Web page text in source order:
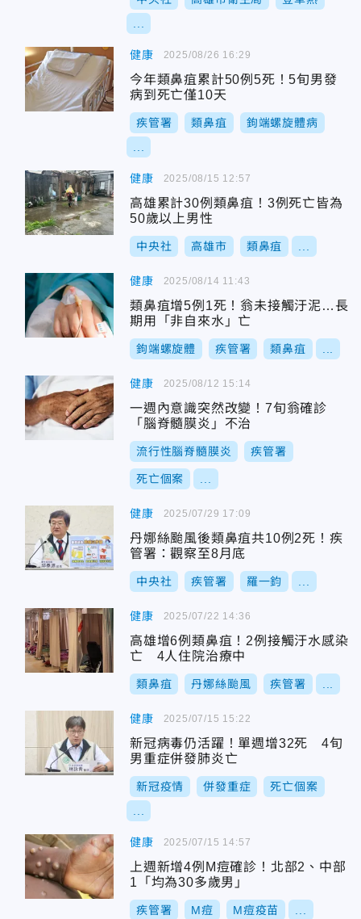
健康
今年類鼻疽累計50例5死！5旬男發
病到死亡僅10天
疾管署 類鼻疽 鉤端螺旋體病
2025/08/26 16:29
健康
高雄累計30例類鼻疽！3例死亡皆為
50歲以上男性
中央社 高雄市 類鼻疽
2025/08/15 12:57
健康
類鼻疽增5例1死！翁未接觸汙泥…長
期用「非自來水」亡
鉤端螺旋體 疾管署 類鼻疽
2025/08/14 11:43
健康
一週內意識突然改變！7旬翁確診
「腦脊髓膜炎」不治
流行性腦脊髓膜炎 疾管署
死亡個案
2025/08/12 15:14
健康
丹娜絲颱風後類鼻疽共10例2死！疾
管署：觀察至8月底
中央社 疾管署 羅一鈞
2025/07/29 17:09
健康
高雄增6例類鼻疽！2例接觸汙水感染
亡 4人住院治療中
類鼻疽 丹娜絲颱風 疾管署
2025/07/22 14:36
健康
新冠病毒仍活躍！單週增32死 4旬
男重症併發肺炎亡
新冠疫情 併發重症 死亡個案
2025/07/15 15:22
健康
上週新增4例M痘確診！北部2、中部
1「均為30多歲男」
疾管署 M痘 M痘疫苗
2025/07/15 14:57